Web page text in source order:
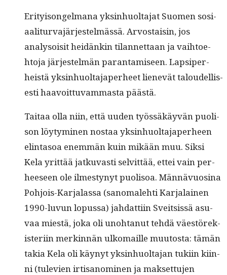
Eri­ty­isongel­mana yksin­huolta­jat Suomen sosi­
aal­i­tur­va­jär­jestelmässä. Arvostaisin, jos
analysoisit hei­dänkin tilan­net­taan ja vai­h­toe­
hto­ja jär­jestelmän paran­tamiseen. Lap­siper­
heistä yksin­huolta­japer­heet lienevät taloudel­lis­
es­ti haavoit­tuvam­mas­ta päästä.
Taitaa olla niin, että uuden työssäkäyvän puoli­
son löy­tymi­nen nos­taa yksin­huolta­japer­heen
elin­ta­soa enem­män kuin mikään muu. Sik­si
Kela yrit­tää jatku­vasti selvit­tää, ettei vain per­
heeseen ole ilmestynyt puolisoa. Män­nävu­osi­na
Pohjois-Kar­jalas­sa (sanomale­hti Kar­jalainen
1990-luvun lopus­sa) jah­dat­ti­in Sveit­sis­sä asu­
vaa miestä, joka oli uno­htanut tehdä väestörek­
isteri­in merkin­nän ulko­maille muu­tos­ta: tämän
takia Kela oli käynyt yksin­huolta­jan tuki­in kiin­
ni (tule­vien irti­sanomi­nen ja mak­set­tu­jen